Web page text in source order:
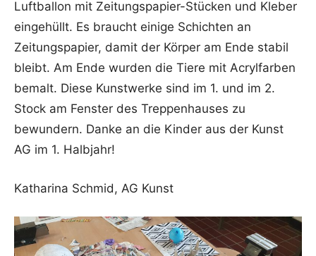
Luftballon mit Zeitungspapier-Stücken und Kleber
eingehüllt. Es braucht einige Schichten an
Zeitungspapier, damit der Körper am Ende stabil
bleibt. Am Ende wurden die Tiere mit Acrylfarben
bemalt. Diese Kunstwerke sind im 1. und im 2.
Stock am Fenster des Treppenhauses zu
bewundern. Danke an die Kinder aus der Kunst
AG im 1. Halbjahr!
Katharina Schmid, AG Kunst